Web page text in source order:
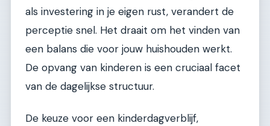
als investering in je eigen rust, verandert de
perceptie snel. Het draait om het vinden van
een balans die voor jouw huishouden werkt.
De opvang van kinderen is een cruciaal facet
van de dagelijkse structuur.
De keuze voor een kinderdagverblijf,